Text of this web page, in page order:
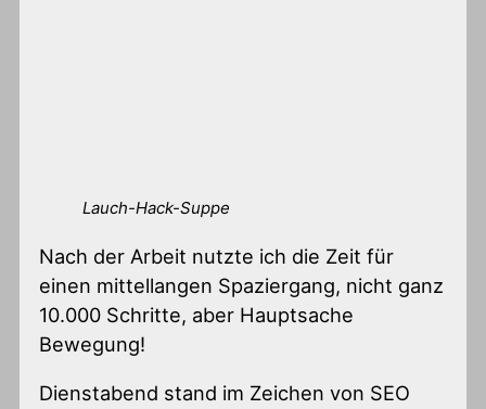
Lauch-Hack-Suppe
Nach der Arbeit nutzte ich die Zeit für
einen mittellangen Spaziergang, nicht ganz
10.000 Schritte, aber Hauptsache
Bewegung!
Dienstabend stand im Zeichen von SEO